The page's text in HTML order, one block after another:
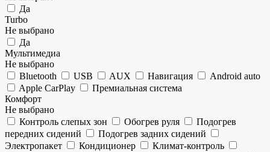
Да
Turbo
Не выбрано
Да
Мультимедиа
Не выбрано
Bluetooth
USB AUX Навигация
Android auto
Apple CarPlay
Премиальная система
Комфорт
Не выбрано
Контроль слепых зон
Обогрев руля
Подогрев
передних сидений
Подогрев задних сидений
Электропакет
Кондиционер
Климат-контроль